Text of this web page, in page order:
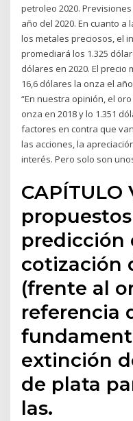
petroleo 2020.
año del 2020. En cuanto
los metales preciosos, el
promediará los 1.325
dólares en 2020. El precio
16,6 dólares la onza el
“En nuestra opinión, el
onza en 2018 y lo 1.351
factores en contra que
las acciones, la
interés. Pero solo son
CAPÍTULO
predicción
cotización
(frente al
referencia
extinción
de plata
las.